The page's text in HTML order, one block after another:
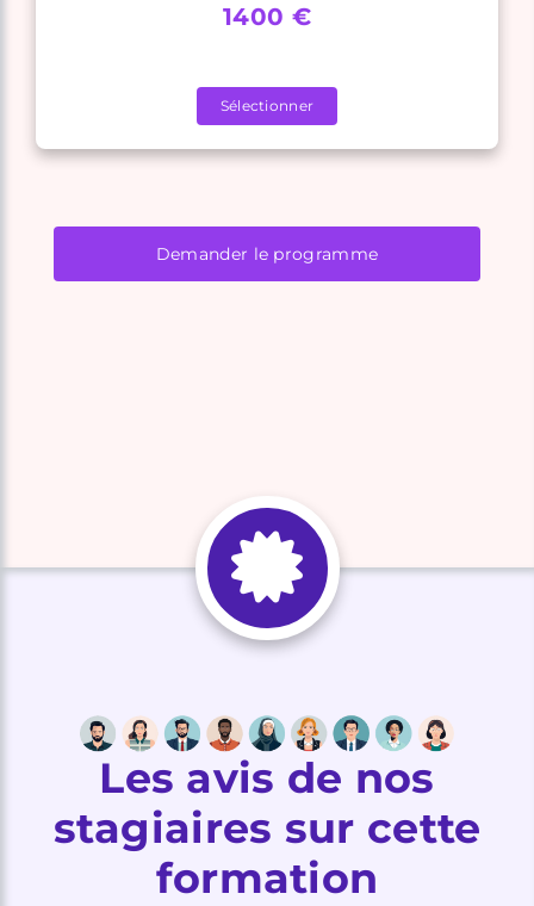
1400 €
Sélectionner
Demander le programme
Les avis de nos
stagiaires sur cette
formation